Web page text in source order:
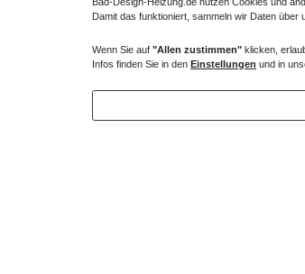
Duschsystem mit Einhebelmischer
365,40 € *
*inkl. ges. MwSt.zzgl.Versandkosten
Damit das funktioniert, sammeln wir Daten
Wenn Sie auf "Allen zustimmen" klicken,
Infos finden Sie in den Einstellungen und in